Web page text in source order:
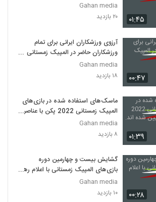
۰۱:۴۵
Gahan media
۲۰ بازدید
۰۰:۴۷
آرزوی ورزشکاران ایرانی برای تمام
ورزشکاران حاضر در المپیک زمستانی
پکن
Gahan media
۱۸ بازدید
۰۱:۳۹
ماسک‌های استفاده شده در بازی‌های
المپیک زمستانی 2022 پکن با عناصر
چینی تزیین شده اند.
Gahan media
۸ بازدید
۰۰:۲۸
گشایش بیست و چهارمین دوره
بازی‌های المپیک زمستانی با اعلام رهبر
چین
Gahan media
۱۰ بازدید